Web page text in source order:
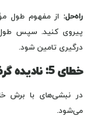
راه‌حل: از مفهوم طول
پیروی کنید. سپس
درگیری تامین شود.
خطای 5: نادیده گرفتن برش زاویه‌ای یا اصلاح کناره
در نبشی‌های با برش
می‌شود.